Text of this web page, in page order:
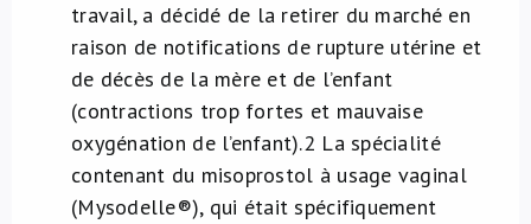
travail, a décidé de la retirer du marché en
raison de notifications de rupture utérine et
de décès de la mère et de l’enfant
(contractions trop fortes et mauvaise
oxygénation de l’enfant).2 La spécialité
contenant du misoprostol à usage vaginal
(Mysodelle®), qui était spécifiquement